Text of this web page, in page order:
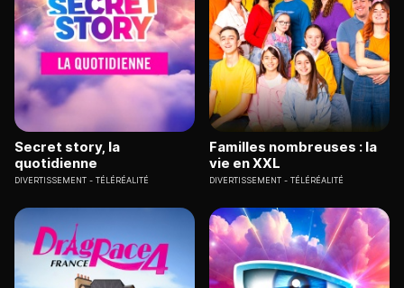
Secret story, la
quotidienne
DIVERTISSEMENT TÉLÉRÉALITÉ
Familles nombreuses : la
vie en XXL
DIVERTISSEMENT TÉLÉRÉALITÉ